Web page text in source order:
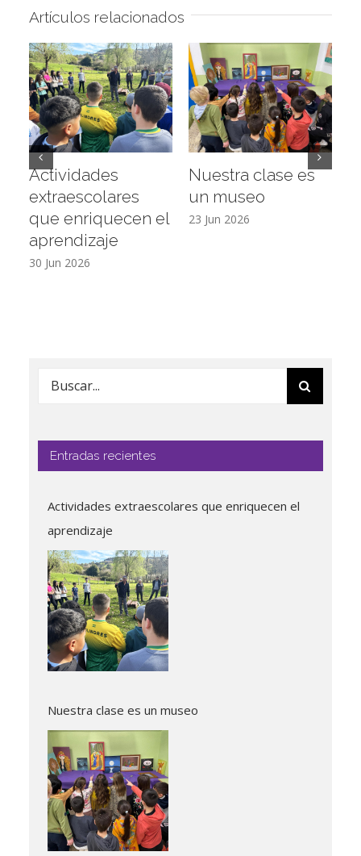
Artículos relacionados
Actividades
extraescolares
que enriquecen el
aprendizaje
30 Jun 2026
Nuestra clase es
un museo
23 Jun 2026
Buscar:
Entradas recientes
Actividades extraescolares que enriquecen el
aprendizaje
Nuestra clase es un museo